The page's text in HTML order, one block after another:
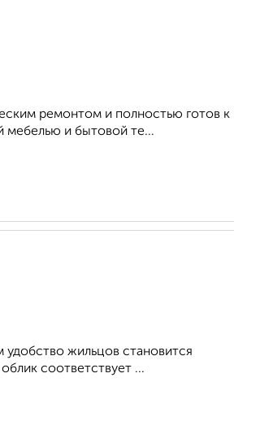
ремонтом и полностью готов к
и бытовой те...
жильцов становится
соответствует ...